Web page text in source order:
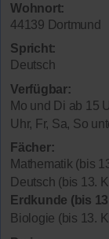
Wohnort:
44139 Dortmund
Spricht:
Deutsch
Verfügbar:
Mo und Di ab 15
Uhr, Fr, Sa, So
Fächer:
Mathematik (bis
Deutsch (bis 13.
Erdkunde (bis
Biologie (bis 13.